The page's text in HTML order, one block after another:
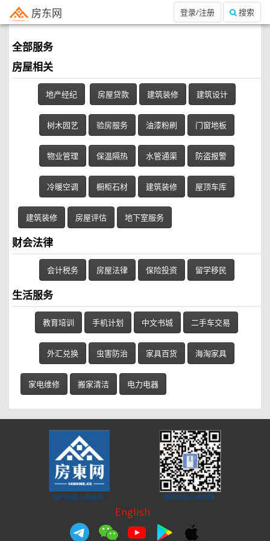
房东网 搜索
登录/注册
全部服务
房屋相关
地产经纪 房屋贷款 建筑装修 建筑设计
树木园艺 验房服务 油漆粉刷 门窗地板
物业管理 保温隔热 水管通渠 防盗报警
冷暖空调 橱柜石材 建筑装修 屋顶车库
建筑装修 房屋评估 地下室服务
财会法律
会计税务 房屋法律 保险投资 留学移民
生活服务
教育培训 手机计划 中文书城 二手车交易
外汇兑换 虫害防治 家具百货 海淘家具
家电维修 搬家清洁 电力电器
English